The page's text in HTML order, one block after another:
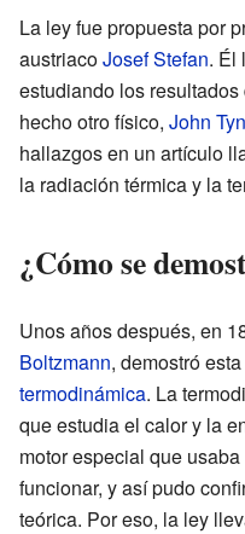
La ley fue propuesta por
austriacoJosef Stefan. Él
estudiando los
hecho otro físico, John
hallazgos en un artículo
la radiación térmica y la
¿Cómo se
Unos años después, en
Boltzmann, demostró
termodinámica. La
que estudia el calor y la
motor especial que
funcionar, y así pudo
teórica. Por eso, la ley